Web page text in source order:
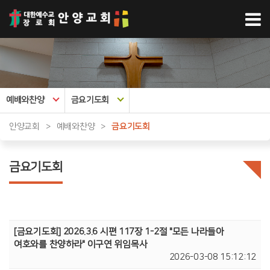
예배와찬양 금요기도회
안양교회 > 예배와찬양 > 금요기도회
금요기도회
[금요기도회] 2026.3.6 시편 117장 1-2절 "모든 나라들아
여호와를 찬양하라" 이구연 위임목사
2026-03-08 15:12:12